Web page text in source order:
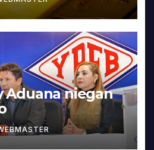
Aduana niegan